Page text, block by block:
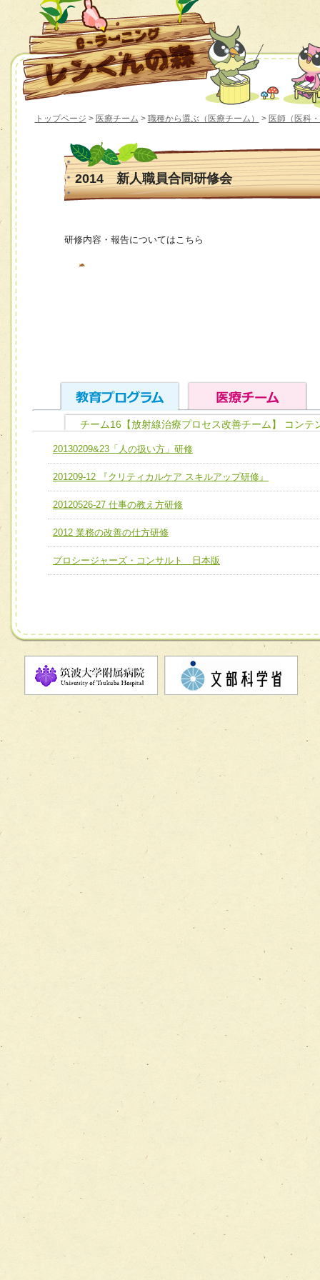
トップページ > 医療チーム > 職種から選ぶ（医療チーム） > 医師（医科
2014 新人職員合同研修会
研修内容・報告についてはこちら
ユニット１ 医療人としての基礎能力
全人的医療を実践する医療人として、必要な基礎能力を身
ける
ユニット２ チーム医療構成力
必要に応じて柔軟に医療チームを組織し、強調できる
ユニット３ 多職種連携力
他職種の視点とスキルを学び、相互理解と連携を深める
チーム01【病院内横断的問題解決チーム】
チーム02【地域医療連携推進による高度医療を必要とする
宅患者等支援チーム】
チーム03【癌患者服薬サポートチーム】
チーム04【口腔ケアチーム】
チーム07【病院職員に対する院内感染対策教育チーム】
チーム08【地域関係機関と連携した小児リハビリテーショ
チーム】
チーム09【術前から始める周術期リハビリテーションチー
チーム11【摂食・嚥下サポートチーム】
チーム12【こどもの食育支援チーム】
チーム16【放射線治療プロセス改善チーム】 コンテ
20130209&23「人の扱い方」研修
201209-12 『クリティカルケア スキルアップ研修』
20120526-27 仕事の教え方研修
2012 業務の改善の仕方研修
プロシージャーズ・コンサルト 日本版